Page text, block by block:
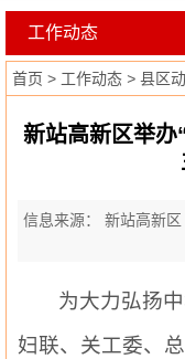
工作动态
首页 > 工作动态 > 县区
新站高新区举办
信息来源： 新站高新区
为大力弘扬
妇联、关工委、